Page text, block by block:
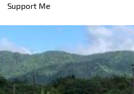
Support Me